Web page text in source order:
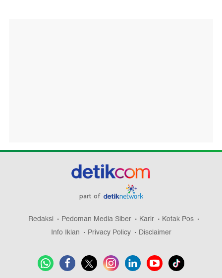
part of
Redaksi Pedoman Media Siber Karir
Kotak Pos
Info Iklan
Privacy Policy Disclaimer